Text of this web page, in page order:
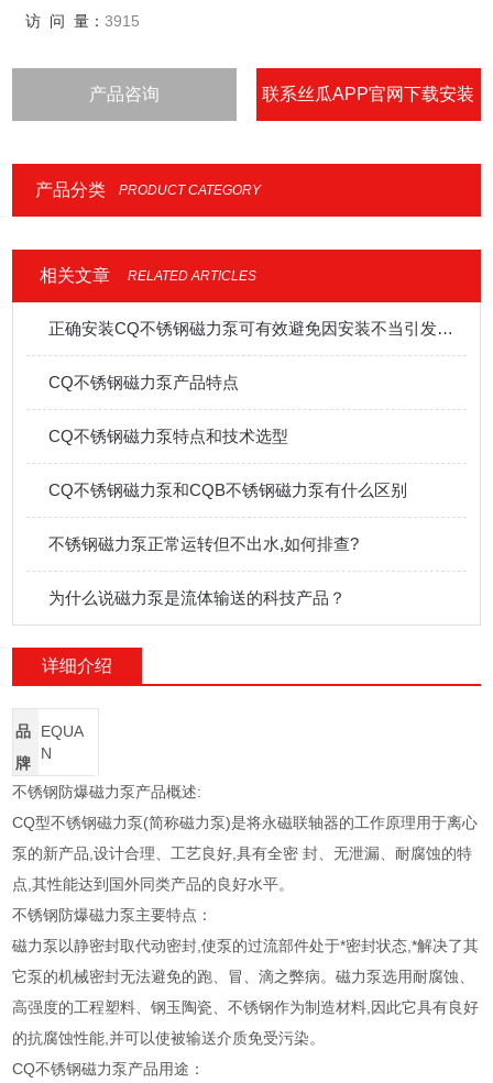
访 问 量：3915
产品咨询 联系丝瓜APP官网下载安装
产品分类 PRODUCT CATEGORY
相关文章 RELATED ARTICLES
正确安装CQ不锈钢磁力泵可有效避免因安装不当引发的振动
CQ不锈钢磁力泵产品特点
CQ不锈钢磁力泵特点和技术选型
CQ不锈钢磁力泵和CQB不锈钢磁力泵有什么区别
不锈钢磁力泵正常运转但不出水,如何排查?
为什么说磁力泵是流体输送的科技产品？
详细介绍
品
牌
EQUA
N
不锈钢防爆磁力泵产品概述:
CQ型不锈钢磁力泵(简称磁力泵)是将永磁联轴器的工作原理用于离心
泵的新产品,设计合理、工艺良好,具有全密 封、无泄漏、耐腐蚀的特
点,其性能达到国外同类产品的良好水平。
不锈钢防爆磁力泵主要特点：
磁力泵以静密封取代动密封,使泵的过流部件处于*密封状态,*解决了其
它泵的机械密封无法避免的跑、冒、滴之弊病。磁力泵选用耐腐蚀、
高强度的工程塑料、钢玉陶瓷、不锈钢作为制造材料,因此它具有良好
的抗腐蚀性能,并可以使被输送介质免受污染。
CQ不锈钢磁力泵产品用途：